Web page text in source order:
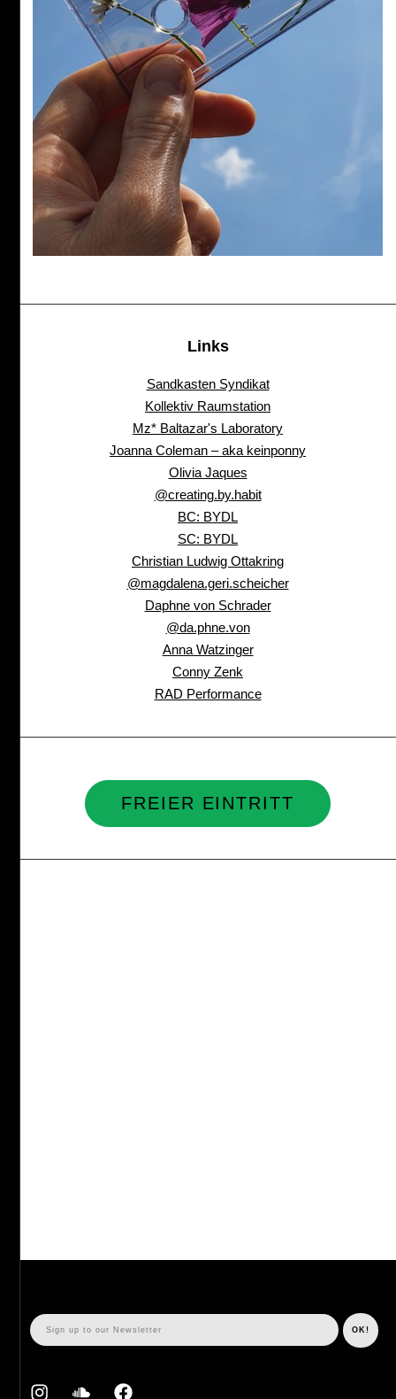
Links
Sandkasten Syndikat
Kollektiv Raumstation
Mz* Baltazar's Laboratory
Joanna Coleman – aka keinponny
Olivia Jaques
@creating.by.habit
BC: BYDL
SC: BYDL
Christian Ludwig Ottakring
@magdalena.geri.scheicher
Daphne von Schrader
@da.phne.von
Anna Watzinger
Conny Zenk
RAD Performance
FREIER EINTRITT